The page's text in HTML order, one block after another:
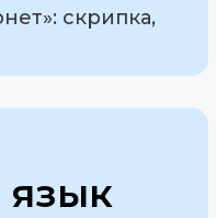
скрипка,
язык